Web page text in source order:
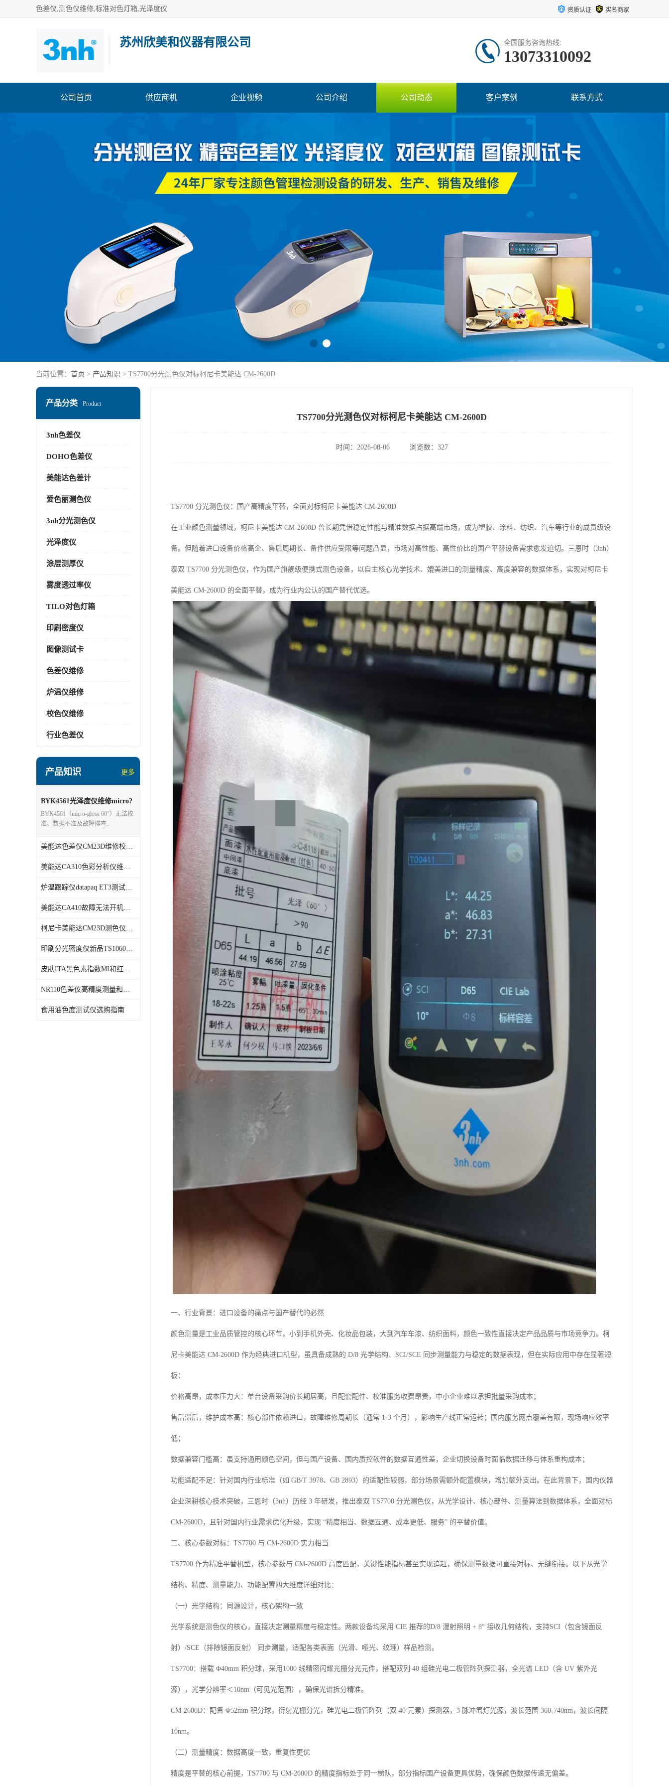
色差仪,测色仪维修,标准对色灯箱,光泽度仪 资质认证 实名商家
苏州欣美和仪器有限公司 全国服务咨询热线:
13073310092
公司首页 供应商机 企业视频 公司介绍 公司动态 客户案例 联系方式
当前位置： 首页 > 产品知识 > TS7700分光测色仪对标柯尼卡美能达 CM-2600D
产品分类 Product
3nh色差仪
DOHO色差仪
美能达色差计
爱色丽测色仪
3nh分光测色仪
光泽度仪
涂层测厚仪
雾度透过率仪
TILO对色灯箱
印刷密度仪
图像测试卡
色差仪维修
炉温仪维修
校色仪维修
行业色差仪
产品知识 更多
BYK4561光泽度仪维修micro?
gloss 60°
BYK4561（micro‑gloss 60°）无法校
准、数据不准及故障排查..
美能达色差仪CM23D维修校准分析
美能达CA310色彩分析仪维修校准
炉温跟踪仪datapaq ET3测试仪维修
美能达CA410故障无法开机维修校准
柯尼卡美能达CM23D测色仪维修校正
印刷分光密度仪新品TS1060发布
皮肤ITA黑色素指数MI和红斑指数色差仪PS02发布
NR110色差仪高精度测量和智能分析lab色度
食用油色度测试仪选购指南
TS7700分光测色仪对标柯尼卡美能达 CM-2600D
时间：2026-08-06 浏览数：327
TS7700 分光测色仪：国产高精度平替，全面对标柯尼卡美能达 CM-2600D
在工业颜色测量领域，柯尼卡美能达 CM-2600D 曾长期凭借稳定性能与精准数据占据高端市场，成为塑胶、涂料、纺织、汽车等行业的成员级设
备。但随着进口设备价格高企、售后周期长、备件供应受限等问题凸显，市场对高性能、高性价比的国产平替设备需求愈发迫切。三恩时（3nh）
泰双 TS7700 分光测色仪，作为国产旗舰级便携式测色设备，以自主核心光学技术、媲美进口的测量精度、高度兼容的数据体系，实现对柯尼卡
美能达 CM-2600D 的全面平替，成为行业内公认的国产替代优选。
一、行业背景：进口设备的痛点与国产替代的必然
颜色测量是工业品质管控的核心环节，小到手机外壳、化妆品包装，大到汽车车漆、纺织面料，颜色一致性直接决定产品品质与市场竞争力。柯
尼卡美能达 CM-2600D 作为经典进口机型，虽具备成熟的 D/8 光学结构、SCI/SCE 同步测量能力与稳定的数据表现，但在实际应用中存在显著短
板：
价格高昂，成本压力大：单台设备采购价长期居高，且配套配件、校准服务收费昂贵，中小企业难以承担批量采购成本；
售后滞后，维护成本高：核心部件依赖进口，故障维修周期长（通常 1-3 个月），影响生产线正常运转；国内服务网点覆盖有限，现场响应效率
低；
数据兼容门槛高：虽支持通用颜色空间，但与国产设备、国内质控软件的数据互通性差，企业切换设备时面临数据迁移与体系重构成本；
功能适配不足：针对国内行业标准（如 GB/T 3978、GB 2893）的适配性较弱，部分场景需额外配置模块，增加额外支出。在此背景下，国内仪器
企业深耕核心技术突破，三恩时（3nh）历经 3 年研发，推出泰双 TS7700 分光测色仪，从光学设计、核心部件、测量算法到数据体系，全面对标
CM-2600D，且针对国内行业需求优化升级，实现 “精度相当、数据互通、成本更低、服务” 的平替价值。
二、核心参数对标：TS7700 与 CM-2600D 实力相当
TS7700 作为精准平替机型，核心参数与 CM-2600D 高度匹配，关键性能指标甚至实现追赶，确保测量数据可直接对标、无缝衔接。以下从光学
结构、精度、测量能力、功能配置四大维度详细对比：
（一）光学结构：同源设计，核心架构一致
光学系统是测色仪的核心，直接决定测量精度与稳定性。两款设备均采用 CIE 推荐的D/8 漫射照明 + 8° 接收几何结构，支持SCI（包含镜面反
射）/SCE（排除镜面反射） 同步测量，适配各类表面（光滑、哑光、纹理）样品检测。
TS7700：搭载 Φ40mm 积分球，采用1000 线精密闪耀光栅分光元件，搭配双列 40 组硅光电二极管阵列探测器，全光谱 LED（含 UV 紫外光
源），光学分辨率＜10nm（可见光范围），确保光谱拆分精准。
CM-2600D：配备 Φ52mm 积分球，衍射光栅分光，硅光电二极管阵列（双 40 元素）探测器，3 脉冲氙灯光源，波长范围 360-740nm，波长间隔
10nm。
（二）测量精度：数据高度一致，重复性更优
精度是平替的核心前提，TS7700 与 CM-2600D 的精度指标处于同一梯队，部分指标国产设备更具优势，确保颜色数据传递无偏差。